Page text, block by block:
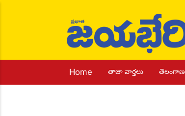
Home తాజా వార్తలు తెలంగాణ